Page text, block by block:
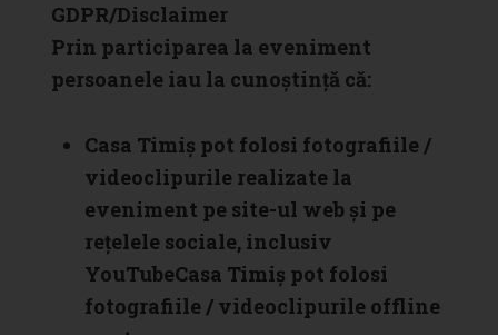
GDPR/Disclaimer
Prin participarea la eveniment
persoanele iau la cunoștință că:
Casa Timiș pot folosi fotografiile /
videoclipurile realizate la
eveniment pe site-ul web și pe
rețelele sociale, inclusiv
YouTubeCasa Timiș pot folosi
fotografiile / videoclipurile offline